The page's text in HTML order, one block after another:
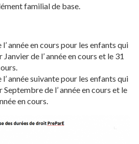
familial de base.
l’ année en cours pour les enfants qui
de l’ année en cours et le 31
l’ année suivante pour les enfants qui
de l’ année en cours et le
en cours.